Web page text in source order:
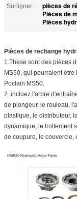
Surligner:
pièces de
Pièces de
Pièces
Pièces de rechange
1.These sont des pièces
MS50, qui pourraient
Poclain MS50.
2. incluez l'arbre
de plongeur, le rouleau,
plastique, le distributeur,
dynamique, le frottement
de coupure, le couvercle,